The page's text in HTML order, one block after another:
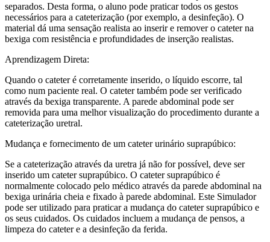
separados. Desta forma, o aluno pode praticar todos os gestos
necessários para a cateterização (por exemplo, a desinfeção). O
material dá uma sensação realista ao inserir e remover o cateter na
bexiga com resistência e profundidades de inserção realistas.
Aprendizagem Direta:
Quando o cateter é corretamente inserido, o líquido escorre, tal
como num paciente real. O cateter também pode ser verificado
através da bexiga transparente. A parede abdominal pode ser
removida para uma melhor visualização do procedimento durante a
cateterização uretral.
Mudança e fornecimento de um cateter urinário suprapúbico:
Se a cateterização através da uretra já não for possível, deve ser
inserido um cateter suprapúbico. O cateter suprapúbico é
normalmente colocado pelo médico através da parede abdominal na
bexiga urinária cheia e fixado à parede abdominal. Este Simulador
pode ser utilizado para praticar a mudança do cateter suprapúbico e
os seus cuidados. Os cuidados incluem a mudança de pensos, a
limpeza do cateter e a desinfeção da ferida.